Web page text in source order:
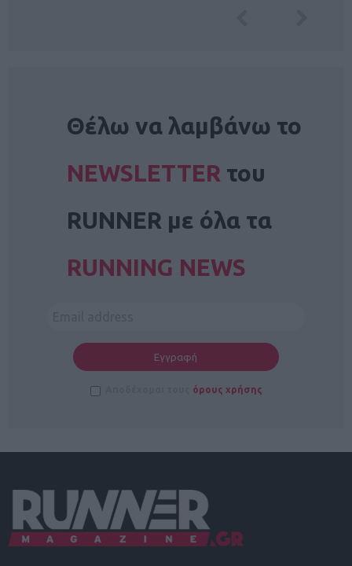
Θέλω να λαμβάνω το
NEWSLETTER του
RUNNER με όλα τα
RUNNING NEWS
όρους χρήσης